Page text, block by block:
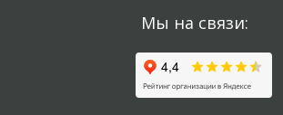
Мы на связи: